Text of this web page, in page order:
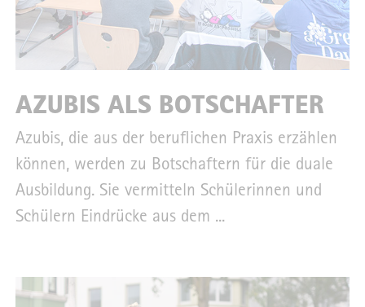
AZUBIS ALS BOTSCHAFTER
Azubis, die aus der beruflichen Praxis erzählen
können, werden zu Botschaftern für die duale
Ausbildung. Sie vermitteln Schülerinnen und
Schülern Eindrücke aus dem ...